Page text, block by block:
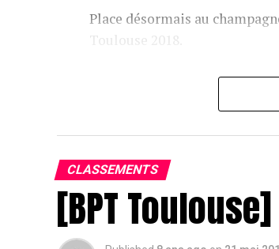
Place désormais au
Toulouse 2018.
Assis devant une tonne, Sofian remporte
CLASSEMENTS
[BPT